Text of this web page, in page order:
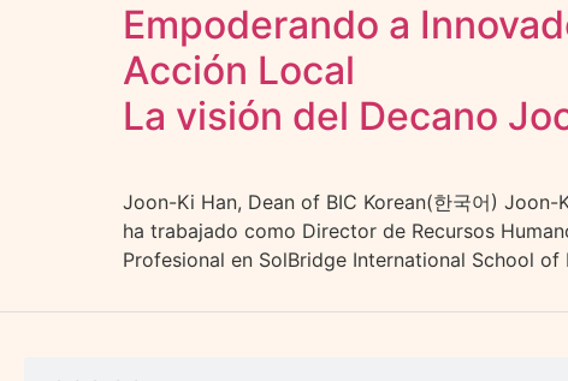
Empoderando a
Acción Local
La visión del Decano
Joon-Ki Han, Dean of BIC Korean(한국어) Joon-
ha trabajado como Director de Recursos
Profesional en SolBridge International School